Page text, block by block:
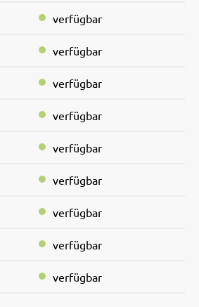
verfügbar
verfügbar
verfügbar
verfügbar
verfügbar
verfügbar
verfügbar
verfügbar
verfügbar